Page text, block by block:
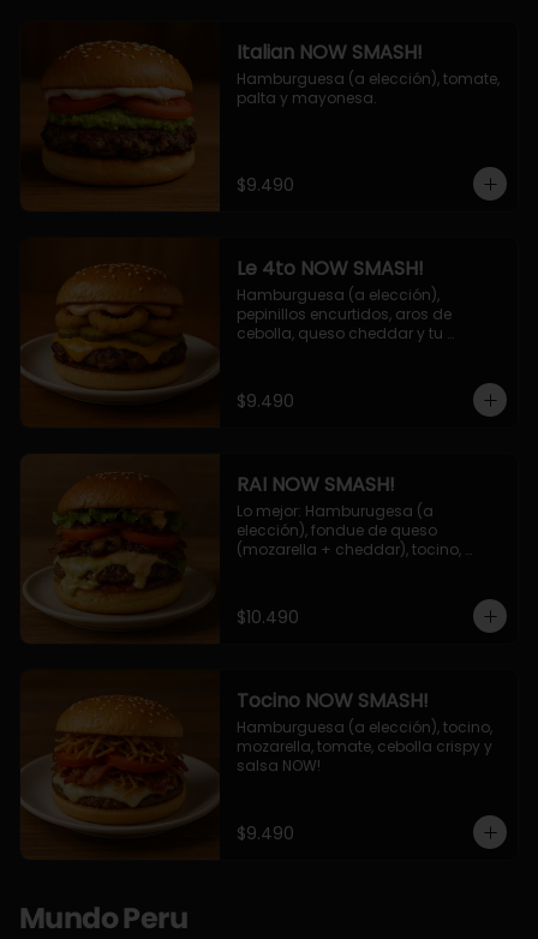
Italian NOW SMASH!
Hamburguesa (a elección), tomate,
palta y mayonesa.
$9.490
Le 4to NOW SMASH!
Hamburguesa (a elección),
pepinillos encurtidos, aros de
cebolla, queso cheddar y tu
$9.490
RAI NOW SMASH!
Lo mejor: Hamburugesa (a
elección), fondue de queso
(mozarella + cheddar), tocino,
NOW!
$10.490
Tocino NOW SMASH!
Hamburguesa (a elección), tocino,
mozarella, tomate, cebolla crispy y
salsa NOW!
$9.490
Mundo Peru